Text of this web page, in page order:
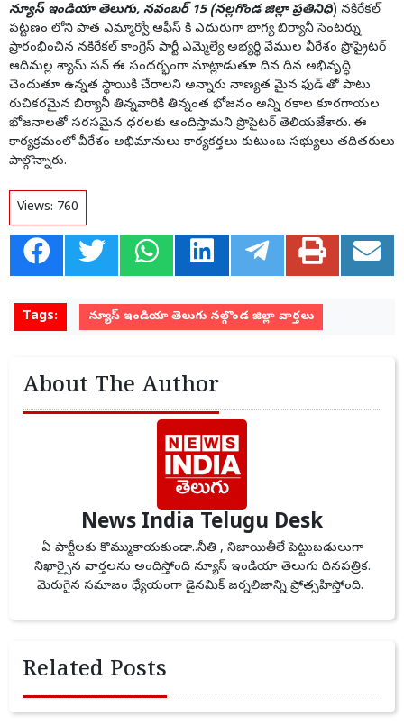
న్యూస్ ఇండియా తెలుగు, నవంబర్ 15 (నల్లగొండ జిల్లా ప్రతినిధి) నకిరేకల్
పట్టణం లోని పాత ఎమ్మార్వో ఆఫీస్ కి ఎదురుగా భాగ్య బిర్యానీ సెంటర్ను
ప్రారంభించిన నకిరేకల్ కాంగ్రెస్ పార్టీ ఎమ్మెల్యే అభ్యర్థి వేముల వీరేశం ప్రొప్రైటర్
ఆదిమల్ల శ్యామ్ సన్ ఈ సందర్భంగా మాట్లాడుతూ దిన దిన అభివృద్ధి
చెందుతూ ఉన్నత స్థాయికి చేరాలని అన్నారు నాణ్యత మైన ఫుడ్ తో పాటు
రుచికరమైన బిర్యానీ తిన్నవారికి తిన్నంత భోజనం అన్ని రకాల కూరగాయల
భోజనాలతో సరసమైన ధరలకు అందిస్తామని ప్రొపైటర్ తెలియజేశారు. ఈ
కార్యక్రమంలో వీరేశం అభిమానులు కార్యకర్తలు కుటుంబ సభ్యులు తదితరులు
పాల్గొన్నారు.
Views: 760
Tags: న్యూస్ ఇండియా తెలుగు నల్గొండ జిల్లా వార్తలు
About The Author
News India Telugu Desk
ఏ పార్టీలకు కొమ్ముకాయకుండా..నీతి , నిజాయితీలే పెట్టుబడులుగా
నిఖార్సైన వార్తలను అందిస్తోంది న్యూస్ ఇండియా తెలుగు దినపత్రిక.
మెరుగైన సమాజం ధ్యేయంగా డైనమిక్ జర్నలిజాన్ని ప్రోత్సహిస్తోంది.
Related Posts